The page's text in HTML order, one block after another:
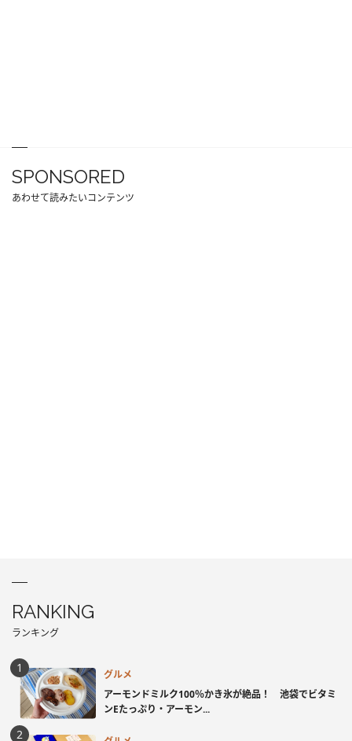
SPONSORED
あわせて読みたいコンテンツ
RANKING
ランキング
グルメ
アーモンドミルク100％かき氷が絶品！ 池袋でビタミ
ンEたっぷり・アーモン...